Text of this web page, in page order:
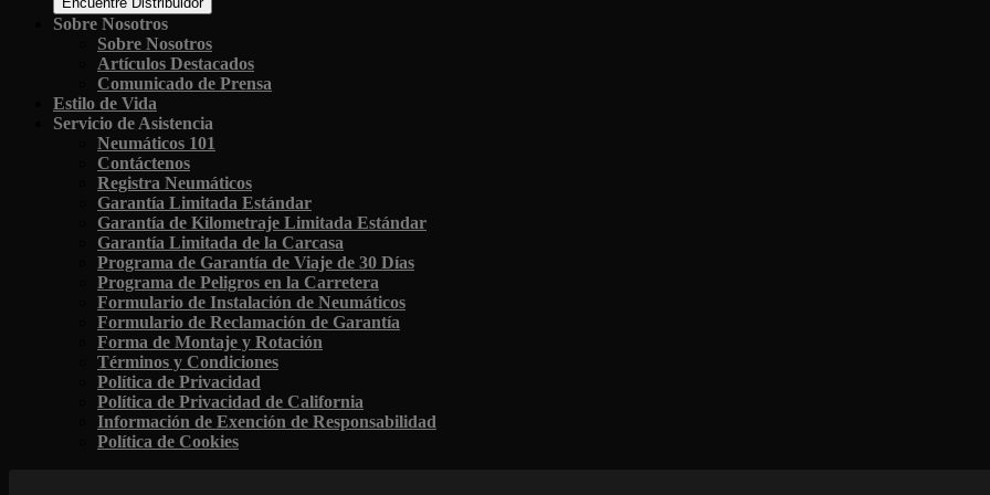
Sobre Nosotros
Sobre Nosotros
Artículos Destacados
Comunicado de Prensa
Estilo de Vida
Servicio de Asistencia
Neumáticos 101
Contáctenos
Registra Neumáticos
Garantía Limitada Estándar
Garantía de Kilometraje Limitada Estándar
Garantía Limitada de la Carcasa
Programa de Garantía de Viaje de 30 Días
Programa de Peligros en la Carretera
Formulario de Instalación de Neumáticos
Formulario de Reclamación de Garantía
Forma de Montaje y Rotación
Términos y Condiciones
Política de Privacidad
Política de Privacidad de California
Información de Exención de Responsabilidad
Política de Cookies